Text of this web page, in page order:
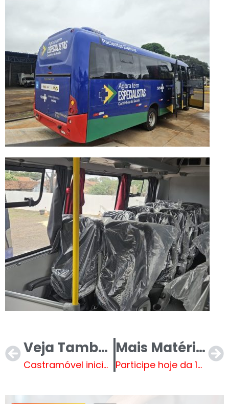
Veja Também
Castramóvel inicia 77ª etapa no bairro Interlagos com atendimentos a partir desta terça-feira (19)
Mais Matérias
Participe hoje da 1ª pré-conferência da 10ª Conferência Municipal de Saúde de Três Lagoas